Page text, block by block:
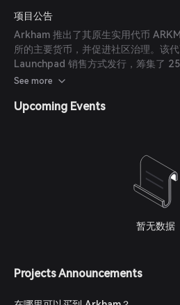
项目公告
Arkham 推出了其原生实用代币
所的主要货币，并促进社区治理。该
Launchpad 销售方式发行，筹集了
枚 ARKM，单价为 0.05 美元。
See more
Upcoming Events
暂无数据
Projects Announcements